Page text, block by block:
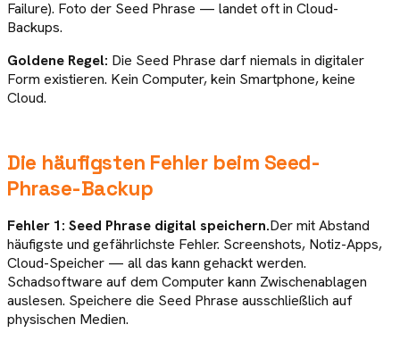
Failure). Foto der Seed Phrase — landet oft in Cloud-
Backups.
Goldene Regel: Die Seed Phrase darf niemals in digitaler
Form existieren. Kein Computer, kein Smartphone, keine
Cloud.
Die häufigsten Fehler beim Seed-
Phrase-Backup
Fehler 1: Seed Phrase digital speichern.Der mit Abstand
häufigste und gefährlichste Fehler. Screenshots, Notiz-Apps,
Cloud-Speicher — all das kann gehackt werden.
Schadsoftware auf dem Computer kann Zwischenablagen
auslesen. Speichere die Seed Phrase ausschließlich auf
physischen Medien.